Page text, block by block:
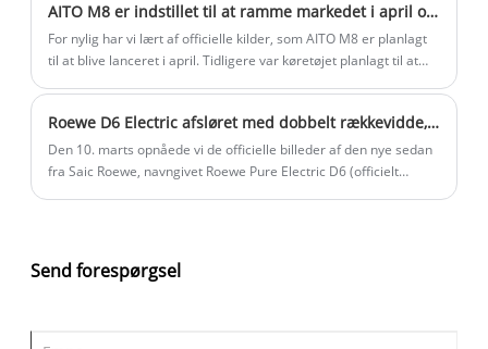
AITO M8 er indstillet til at ramme markedet i april og prale af en køretøjslængde på 5,19 meter, med sin pris forventet at konkurrere med Li L9.
For nylig har vi lært af officielle kilder, som AITO M8 er planlagt
til at blive lanceret i april. Tidligere var køretøjet planlagt til at
flyttes op. Som reference er AITO M9 prissat mellem 469.800 og
569.800 yuan, mens Li L9 er prissat mellem 409.800 og 439.800
yuan. Det forventes, at prisen på AITO M8 vil være meget tæt på
Roewe D6 Electric afsløret med dobbelt rækkevidde, der snart lanceres
Den 10. marts opnåede vi de officielle billeder af den nye sedan
fra Saic Roewe, navngivet Roewe Pure Electric D6 (officielt
forventes snart at blive lanceret.
Send forespørgsel